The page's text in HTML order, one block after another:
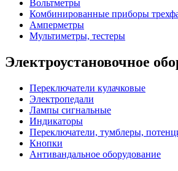
Вольтметры
Комбинированные приборы
Амперметры
Мультиметры, тестеры
Электроустановочное
Переключатели кулачковые
Электропедали
Лампы сигнальные
Индикаторы
Переключатели, тумблеры,
Кнопки
Антивандальное оборудование